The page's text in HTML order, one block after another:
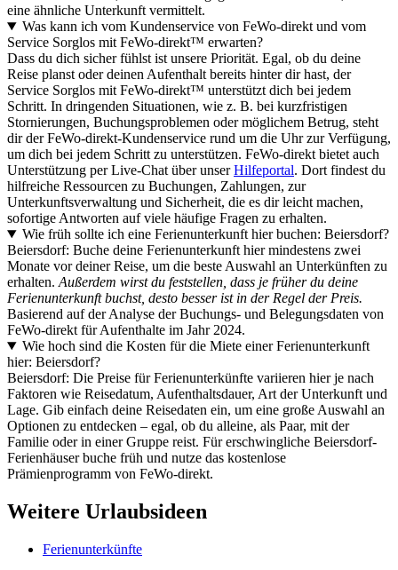
eine ähnliche Unterkunft vermittelt.
Was kann ich vom Kundenservice von FeWo-direkt und vom
Service Sorglos mit FeWo-direkt™ erwarten?
Dass du dich sicher fühlst ist unsere Priorität. Egal, ob du deine
Reise planst oder deinen Aufenthalt bereits hinter dir hast, der
Service Sorglos mit FeWo-direkt™ unterstützt dich bei jedem
Schritt. In dringenden Situationen, wie z. B. bei kurzfristigen
Stornierungen, Buchungsproblemen oder möglichem Betrug, steht
dir der FeWo-direkt-Kundenservice rund um die Uhr zur Verfügung,
um dich bei jedem Schritt zu unterstützen. FeWo-direkt bietet auch
Unterstützung per Live-Chat über unserHilfeportal. Dort findest du
hilfreiche Ressourcen zu Buchungen, Zahlungen, zur
Unterkunftsverwaltung und Sicherheit, die es dir leicht machen,
sofortige Antworten auf viele häufige Fragen zu erhalten.
Wie früh sollte ich eine Ferienunterkunft hier buchen: Beiersdorf?
Beiersdorf: Buche deine Ferienunterkunft hier mindestens zwei
Monate vor deiner Reise, um die beste Auswahl an Unterkünften zu
erhalten. Außerdem wirst du feststellen, dass je früher du deine
Ferienunterkunft buchst, desto besser ist in der Regel der Preis.
Basierend auf der Analyse der Buchungs- und Belegungsdaten von
FeWo-direkt für Aufenthalte im Jahr 2024.
Wie hoch sind die Kosten für die Miete einer Ferienunterkunft
hier: Beiersdorf?
Beiersdorf: Die Preise für Ferienunterkünfte variieren hier je nach
Faktoren wie Reisedatum, Aufenthaltsdauer, Art der Unterkunft und
Lage. Gib einfach deine Reisedaten ein, um eine große Auswahl an
Optionen zu entdecken – egal, ob du alleine, als Paar, mit der
Familie oder in einer Gruppe reist. Für erschwingliche Beiersdorf-
Ferienhäuser buche früh und nutze das kostenlose
Prämienprogramm von FeWo-direkt.
Weitere Urlaubsideen
Ferienunterkünfte